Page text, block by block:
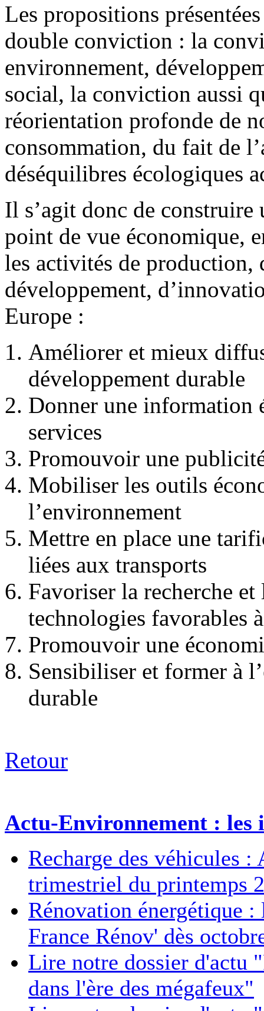
Les propositions
double conviction : la
environnement,
social, la conviction aussi
réorientation profonde de
consommation, du fait de
déséquilibres écologiques
Il s’agit donc de
point de vue économique,
les activités de production,
développement,
Europe :
Améliorer et mieux
développement durable
Donner une information
services
Promouvoir une
Mobiliser les outils
l’environnement
Mettre en place une
liées aux transports
Favoriser la recherche
technologies favorables
Promouvoir une
Sensibiliser et former à
durable
Retour
Actu-Environnement : les
Recharge des véhicules
trimestriel du printemps
Rénovation énergétique
France Rénov' dès
Lire notre dossier d'actu
dans l'ère des mégafeux"